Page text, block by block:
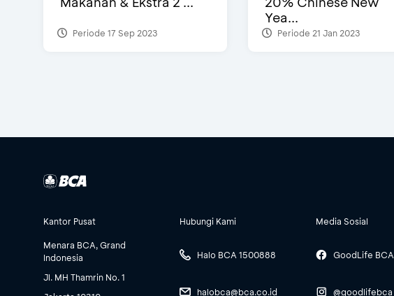
Periode 17 Sep 2023
Yea...
Periode 21 Jan 2023
Kantor Pusat
Menara BCA, Grand
Indonesia
Jl. MH Thamrin No. 1
Hubungi Kami
Halo BCA 1500888
halobca@bca.co.id
Media Sosial
GoodLife BCA
@goodlifebca